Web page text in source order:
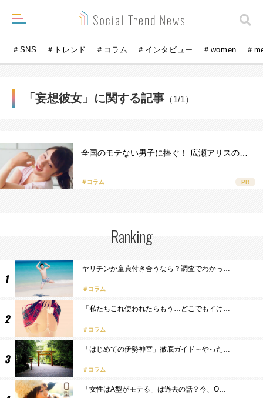
＃SNS ＃トレンド ＃コラム ＃インタビュー ＃women ＃
「妄想彼女」に関する記事 （1/1）
全国のモテない男子に捧ぐ！ 広瀬アリスの…
＃コラム PR
Ranking
ヤリチンか童貞付き合うなら？調査でわかっ…
コラム
「私たちこれ使われたらもう…どこでもイけ…
コラム
「はじめての伊勢神宮」徹底ガイド～やった…
コラム
「女性はA型がモテる」は過去の話？今、O…